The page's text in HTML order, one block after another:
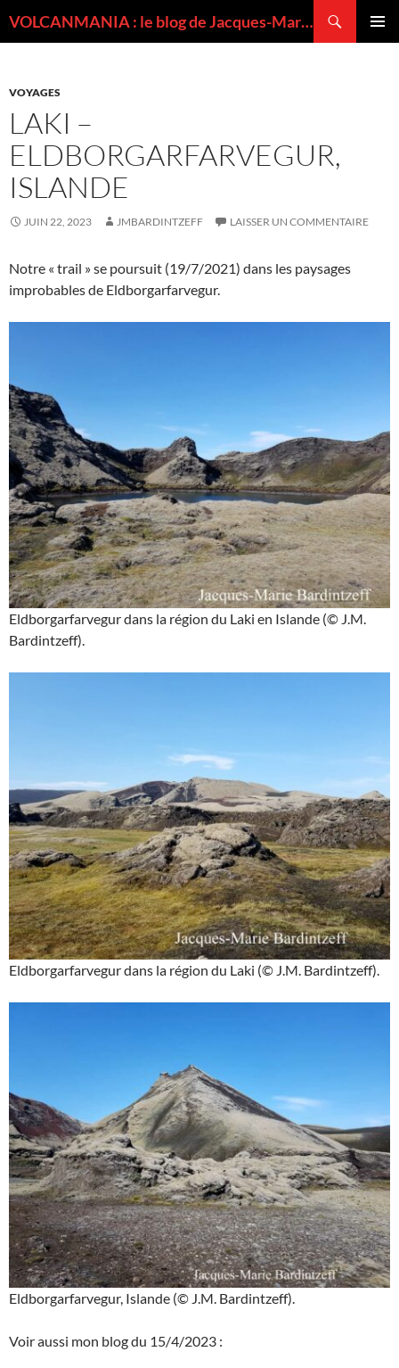
VOLCANMANIA : le blog de Jacques-Marie BARDINTZEFF, volcanologue
VOYAGES
LAKI –
ELDBORGARFARVEGUR,
ISLANDE
JUIN 22, 2023 JMBARDINTZEFF LAISSER UN COMMENTAIRE
Notre « trail » se poursuit (19/7/2021) dans les paysages
improbables de Eldborgarfarvegur.
Eldborgarfarvegur dans la région du Laki en Islande (© J.M.
Bardintzeff).
Eldborgarfarvegur dans la région du Laki (© J.M. Bardintzeff).
Eldborgarfarvegur, Islande (© J.M. Bardintzeff).
Voir aussi mon blog du 15/4/2023 :